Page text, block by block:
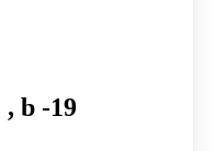
19- f , d , a , c , e , b